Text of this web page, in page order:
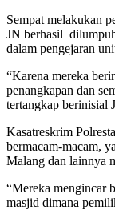
Sempat melakukan
JN berhasil
dalam pengejaran
“Karena mereka
penangkapan dan
tertangkap berinisial
Kasatreskrim
bermacam-macam,
Malang dan lainnya
“Mereka mengincar
masjid dimana